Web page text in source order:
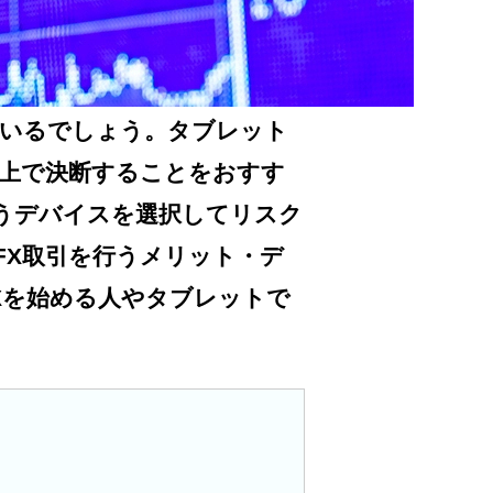
るでしょう。タブレット
で決断することをおすす
デバイスを選択してリスク
取引を行うメリット・デ
始める人やタブレットで